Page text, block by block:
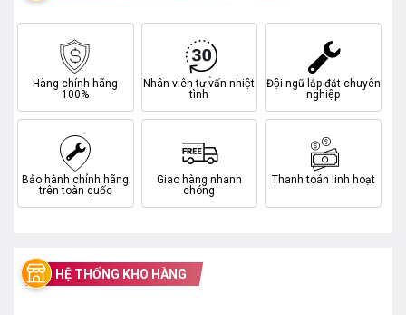
Hàng chính hãng
100%
Nhân viên tư vấn nhiệt
tình
Đội ngũ lắp đặt chuyên
nghiệp
Bảo hành chính hãng
trên toàn quốc
Giao hàng nhanh
chóng
Thanh toán linh hoạt
HỆ THỐNG KHO HÀNG